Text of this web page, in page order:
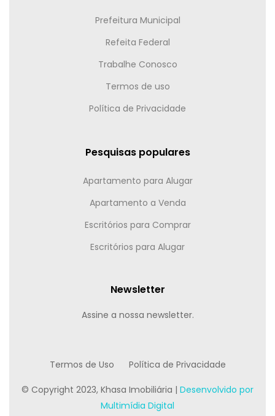
Prefeitura Municipal
Refeita Federal
Trabalhe Conosco
Termos de uso
Política de Privacidade
Pesquisas populares
Apartamento para Alugar
Apartamento a Venda
Escritórios para Comprar
Escritórios para Alugar
Newsletter
Assine a nossa newsletter.
Termos de Uso Política de Privacidade
© Copyright 2023, Khasa Imobiliária | Desenvolvido por
Multimídia Digital